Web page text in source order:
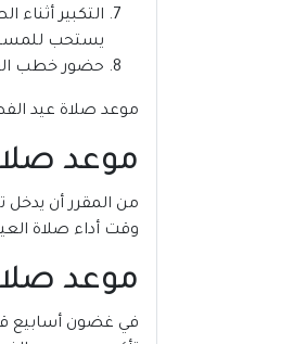
التكبير أثناء
يستحب للمسلم
حضور خطب
موعد صلاة عيد الفطر 2024 في طولكرم |
موعد صلاة
وقت أداء صلاة العيد بعد شروق الشمس بـ 15 دقيقة،
موعد صلاة عيد